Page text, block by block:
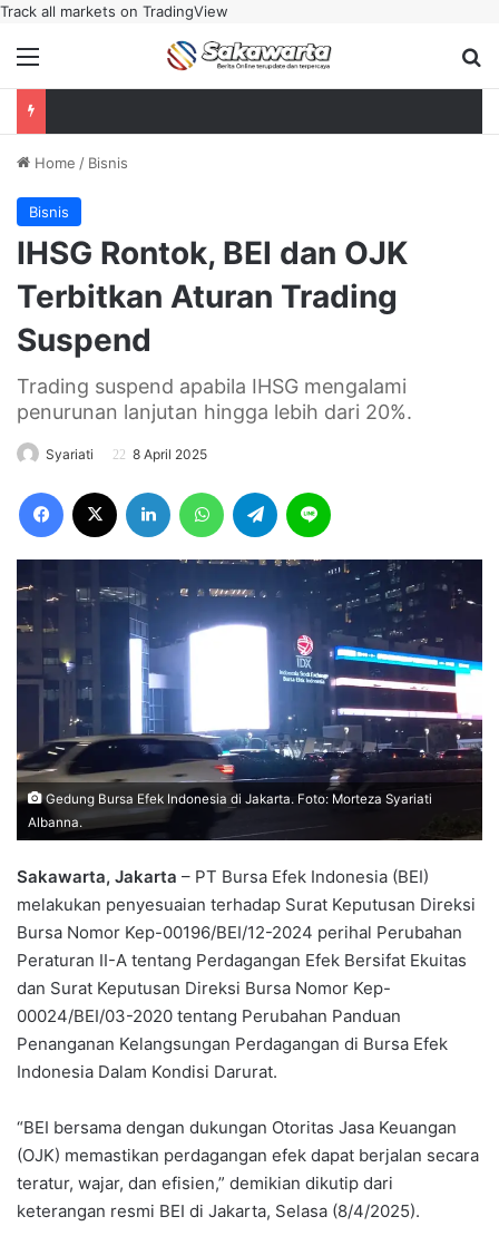
Track all markets on TradingView
Menu
Home / Bisnis
Bisnis
IHSG Rontok, BEI dan OJK
Terbitkan Aturan Trading
Suspend
Trading suspend apabila IHSG mengalami
penurunan lanjutan hingga lebih dari 20%.
Syariati 8 April 2025
Facebook LinkedIn WhatsAppTelegram
Gedung Bursa Efek Indonesia di Jakarta. Foto: Morteza Syariati
Albanna.
Sakawarta, Jakarta – PT Bursa Efek Indonesia (BEI)
melakukan penyesuaian terhadap Surat Keputusan Direksi
Bursa Nomor Kep-00196/BEI/12-2024 perihal Perubahan
Peraturan II-A tentang Perdagangan Efek Bersifat Ekuitas
dan Surat Keputusan Direksi Bursa Nomor Kep-
00024/BEI/03-2020 tentang Perubahan Panduan
Penanganan Kelangsungan Perdagangan di Bursa Efek
Indonesia Dalam Kondisi Darurat.
“BEI bersama dengan dukungan Otoritas Jasa Keuangan
(OJK) memastikan perdagangan efek dapat berjalan secara
teratur, wajar, dan efisien,” demikian dikutip dari
keterangan resmi BEI di Jakarta, Selasa (8/4/2025).